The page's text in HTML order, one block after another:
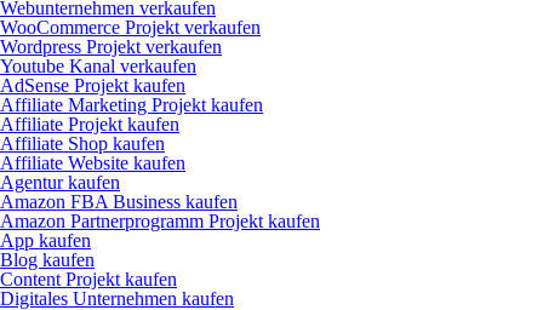
Webunternehmen verkaufen
WooCommerce Projekt verkaufen
Wordpress Projekt verkaufen
Youtube Kanal verkaufen
AdSense Projekt kaufen
Affiliate Marketing Projekt kaufen
Affiliate Projekt kaufen
Affiliate Shop kaufen
Affiliate Website kaufen
Agentur kaufen
Amazon FBA Business kaufen
Amazon Partnerprogramm Projekt kaufen
App kaufen
Blog kaufen
Content Projekt kaufen
Digitales Unternehmen kaufen